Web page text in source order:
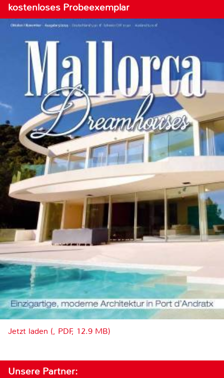
kostenloses Probeexemplar
Jetzt laden (, PDF, 12.9 MB)
Unsere Partner: